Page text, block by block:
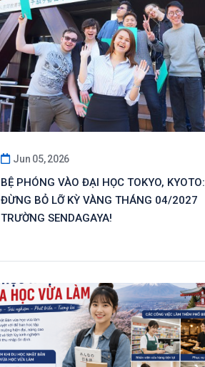
Jun 05, 2026
BỆ PHÓNG VÀO ĐẠI HỌC TOKYO, KYOTO:
ĐỪNG BỎ LỠ KỲ VÀNG THÁNG 04/2027
TRƯỜNG SENDAGAYA!